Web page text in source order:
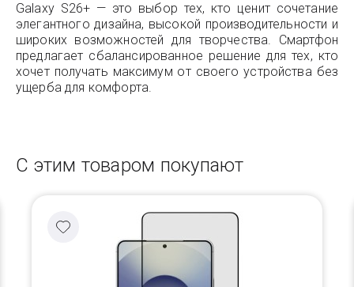
Galaxy S26+ — это выбор тех, кто ценит сочетание
элегантного дизайна, высокой производительности и
широких возможностей для творчества. Смартфон
предлагает сбалансированное решение для тех, кто
хочет получать максимум от своего устройства без
ущерба для комфорта.
С этим товаром покупают